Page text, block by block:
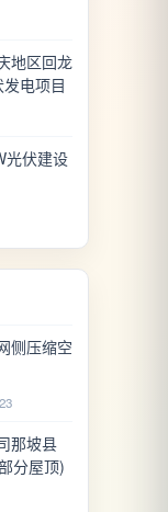
地区回龙
电项目
光伏建设
侧压缩空
那坡县
分屋顶)